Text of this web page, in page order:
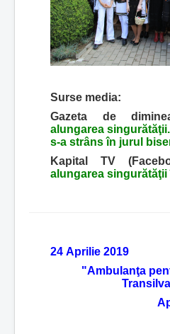
Surse media:
Gazeta de
alungarea
s-a strâns în jurul
Kapital TV
alungarea singurătăţii
24 Aprilie 2019
"Ambulanţa